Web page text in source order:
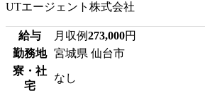
UTエージェント株式会社
給与 月収例273,000円
勤務地
宮城県 仙台市
寮・社
宅
なし